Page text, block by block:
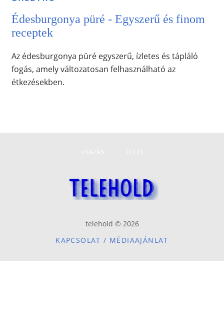
Édesburgonya püré - Egyszerű és finom
receptek
Az édesburgonya püré egyszerű, ízletes és tápláló
fogás, amely változatosan felhasználható az
étkezésekben.
telehold © 2026
KAPCSOLAT / MÉDIAAJÁNLAT